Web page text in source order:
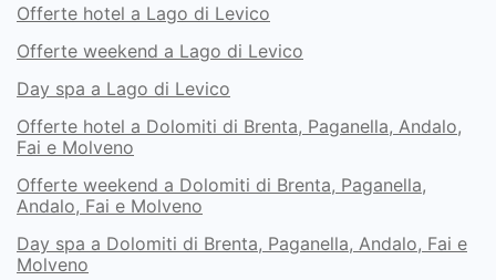
Offerte hotel a Lago di Levico
Offerte weekend a Lago di Levico
Day spa a Lago di Levico
Offerte hotel a Dolomiti di Brenta, Paganella, Andalo,
Fai e Molveno
Offerte weekend a Dolomiti di Brenta, Paganella,
Andalo, Fai e Molveno
Day spa a Dolomiti di Brenta, Paganella, Andalo, Fai e
Molveno